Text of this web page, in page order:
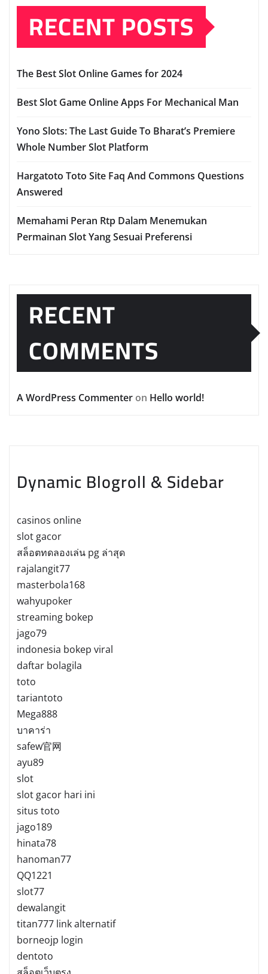
RECENT POSTS
The Best Slot Online Games for 2024
Best Slot Game Online Apps For Mechanical Man
Yono Slots: The Last Guide To Bharat’s Premiere
Whole Number Slot Platform
Hargatoto Toto Site Faq And Commons Questions
Answered
Memahami Peran Rtp Dalam Menemukan
Permainan Slot Yang Sesuai Preferensi
RECENT
COMMENTS
A WordPress Commenter on Hello world!
Dynamic Blogroll & Sidebar
casinos online
slot gacor
สล็อตทดลองเล่น pg ล่าสุด
rajalangit77
masterbola168
wahyupoker
streaming bokep
jago79
indonesia bokep viral
daftar bolagila
toto
tariantoto
Mega888
บาคาร่า
safew官网
ayu89
slot
slot gacor hari ini
situs toto
jago189
hinata78
hanoman77
QQ1221
slot77
dewalangit
titan777 link alternatif
borneojp login
dentoto